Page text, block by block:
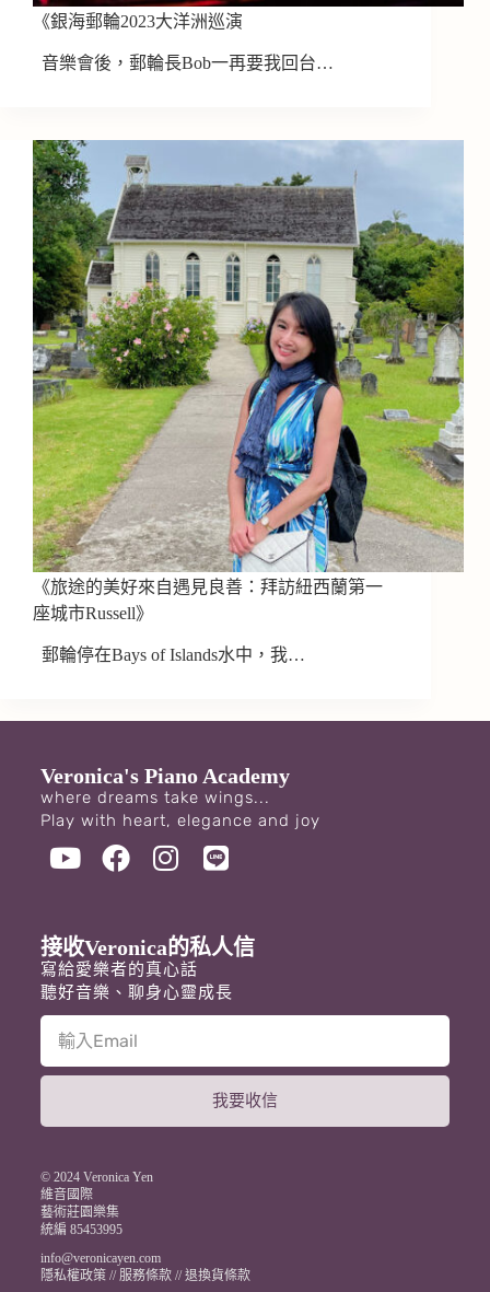
《銀海郵輪2023大洋洲巡演
音樂會後，郵輪長Bob一再要我回台…
《旅途的美好來自遇見良善：拜訪紐西蘭第一
座城市Russell》
郵輪停在Bays of Islands水中，我…
Veronica's Piano Academy
where dreams take wings...
Play with heart, elegance and joy
接收Veronica的私人信
寫給愛樂者的真心話
聽好音樂、聊身心靈成長
我要收信
t
e
r
n
a
t
© 2024 Veronica Yen
維音國際
藝術莊園樂集
統編 85453995
info@veronicayen.com
隱私權政策//服務條款//退換貨條款